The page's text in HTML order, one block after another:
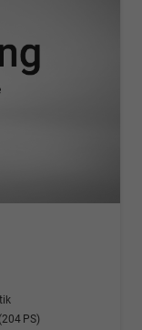
PS)